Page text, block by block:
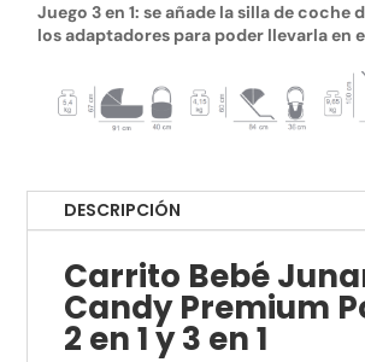
Juego 3 en 1: se añade la silla de coche
los adaptadores para poder llevarla en
DESCRIPCIÓN
Carrito Bebé
Candy Premium
2 en 1 y 3 en 1